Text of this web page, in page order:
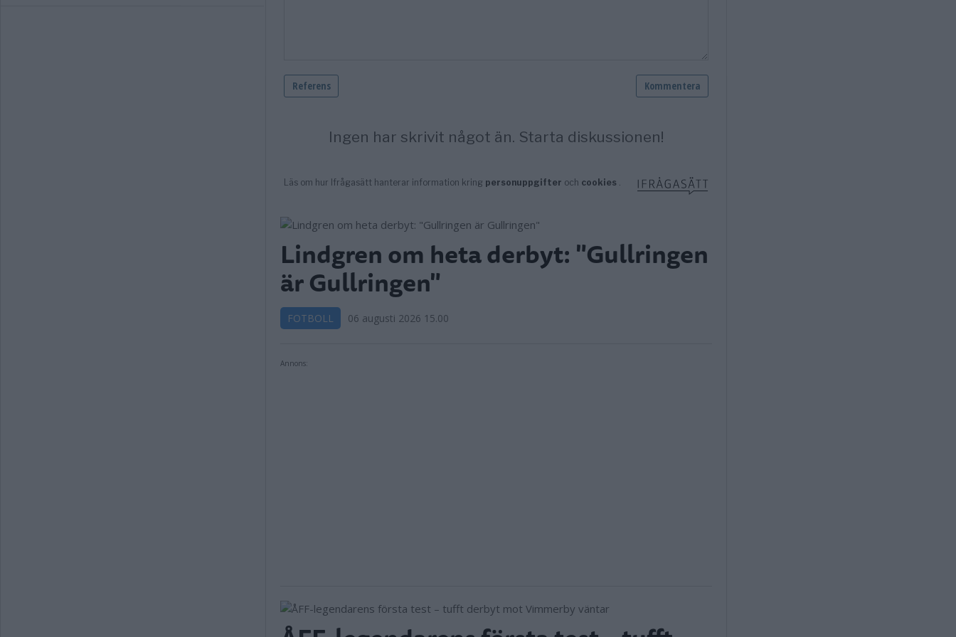
Lindgren om heta derbyt: "Gullringen
är Gullringen"
FOTBOLL 06 augusti 2026 15.00
Annons: